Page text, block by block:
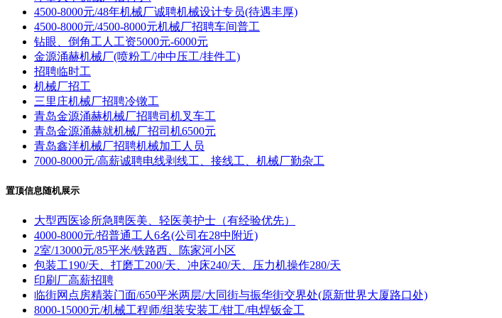
4500-8000元/48年机械厂诚聘机械设计专员(待遇丰厚)
4500-8000元/4500-8000元机械厂招聘车间普工
钻眼、倒角工人工资5000元-6000元
金源涌赫机械厂(喷粉工/冲中压工/挂件工)
招聘临时工
机械厂招工
三里庄机械厂招聘冷镦工
青岛金源涌赫机械厂招聘司机叉车工
青岛金源涌赫就机械厂招司机6500元
青岛鑫洋机械厂招聘机械加工人员
7000-8000元/高薪诚聘电线剥线工、接线工、机械厂勤杂工
置顶信息随机展示
大型西医诊所急聘医美、轻医美护士（有经验优先）
4000-8000元/招普通工人6名(公司在28中附近)
2室/13000元/85平米/铁路西、陈家河小区
包装工190/天、打磨工200/天、冲床240/天、压力机操作280/天
印刷厂高薪招聘
临街网点房精装门面/650平米两层/大同街与振华街交界处(原新世界大厦路口处)
8000-15000元/机械工程师/组装安装工/钳工/电焊钣金工